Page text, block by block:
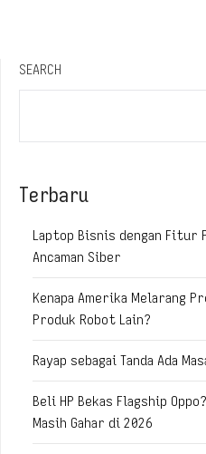
SEARCH
Terbaru
Laptop Bisnis dengan Fitur
Ancaman Siber
Kenapa Amerika Melarang
Produk Robot Lain?
Rayap sebagai Tanda Ada
Beli HP Bekas Flagship
Masih Gahar di 2026